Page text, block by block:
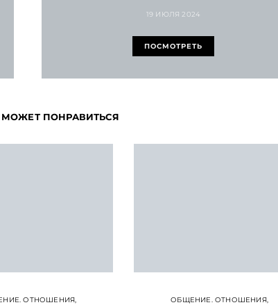
19 ИЮЛЯ 2024
ПОСМОТРЕТЬ
ПОНРАВИТЬСЯ
ОТНОШЕНИЯ
ОБЩЕНИЕ. ОТНОШЕНИЯ